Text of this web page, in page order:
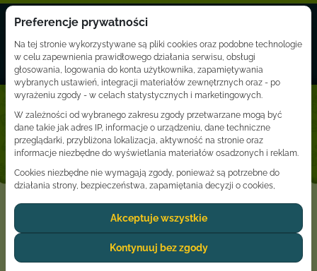
Preferencje prywatności
Na tej stronie wykorzystywane są pliki cookies oraz podobne technologie
w celu zapewnienia prawidłowego działania serwisu, obsługi
głosowania, logowania do konta użytkownika, zapamiętywania
wybranych ustawień, integracji materiałów zewnętrznych oraz - po
wyrażeniu zgody - w celach statystycznych i marketingowych.
W zależności od wybranego zakresu zgody przetwarzane mogą być
dane takie jak adres IP, informacje o urządzeniu, dane techniczne
przeglądarki, przybliżona lokalizacja, aktywność na stronie oraz
informacje niezbędne do wyświetlania materiałów osadzonych i reklam.
Cookies niezbędne nie wymagają zgody, ponieważ są potrzebne do
działania strony, bezpieczeństwa, zapamiętania decyzji o cookies,
Dostawcy usług zewnętrznych, tacy jak Google lub YouTube, mogą
przetwarzać dane osobowe użytkownika zgodnie z własnymi zasadami
prywatności. W niektórych przypadkach dane mogą być przekazywane
poza Europejski Obszar Gospodarczy, co może wiązać się z odmiennym
Akceptuje wszystkie
Kontynuuj bez zgody
☰ ☰
Zaloguj